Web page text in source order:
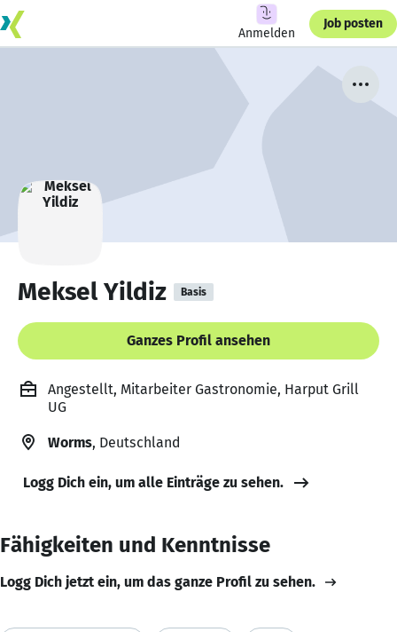
Anmelden
Job posten
Meksel Yildiz Basis
Ganzes Profil ansehen
Angestellt, Mitarbeiter Gastronomie, Harput Grill
UG
Worms, Deutschland
Logg Dich ein, um alle Einträge zu sehen.
Fähigkeiten und Kenntnisse
Logg Dich jetzt ein, um das ganze Profil zu sehen.